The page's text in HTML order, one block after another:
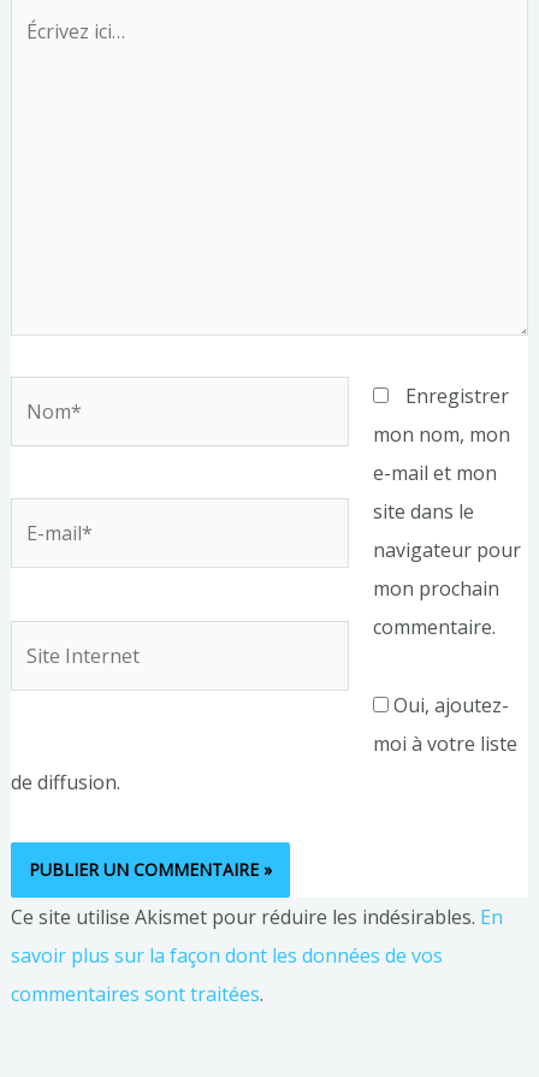
Écrivez
Enregistrer
mon nom, mon
e-mail et mon
site dans le
navigateur pour
mon prochain
commentaire.
Oui, ajoutez-
moi à votre liste
de diffusion.
Ce site utilise Akismet pour réduire les indésirables. En
savoir plus sur la façon dont les données de vos
commentaires sont traitées.